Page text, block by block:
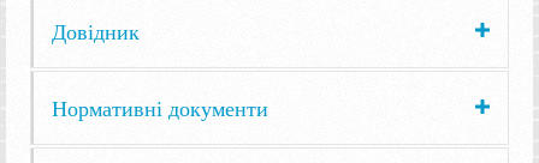
Довідник
Нормативні документи